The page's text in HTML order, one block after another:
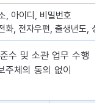
, 아이디, 비밀번호
화, 전자우편, 출생년도, 성
수 및 소관 업무 수행
체의 동의 없이